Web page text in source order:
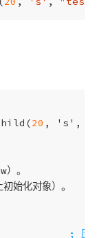
(20 , ' s ' ,
）。
始化对象）。